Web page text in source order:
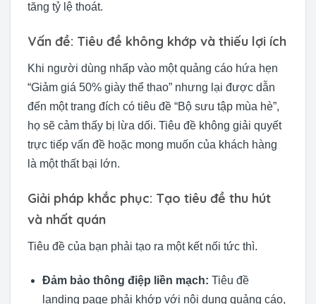
tăng tỷ lệ thoát.
Vấn đề: Tiêu đề không khớp và thiếu lợi ích
Khi người dùng nhấp vào một quảng cáo hứa hẹn
“Giảm giá 50% giày thể thao” nhưng lại được dẫn
đến một trang đích có tiêu đề “Bộ sưu tập mùa hè”,
họ sẽ cảm thấy bị lừa dối. Tiêu đề không giải quyết
trực tiếp vấn đề hoặc mong muốn của khách hàng
là một thất bại lớn.
Giải pháp khắc phục: Tạo tiêu đề thu hút
và nhất quán
Tiêu đề của bạn phải tạo ra một kết nối tức thì.
Đảm bảo thông điệp liền mạch: Tiêu đề
landing page phải khớp với nội dung quảng cáo,